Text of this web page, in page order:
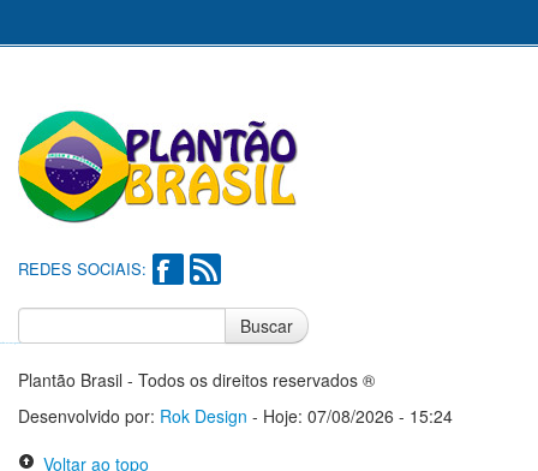
REDES SOCIAIS:
Buscar
Plantão Brasil - Todos os direitos reservados ®
Desenvolvido por: Rok Design - Hoje: 07/08/2026 - 15:24
Voltar ao topo